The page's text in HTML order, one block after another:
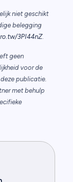
niet geschikt
belegging
3PI44nZ.
geen
voor de
publicatie.
met behulp